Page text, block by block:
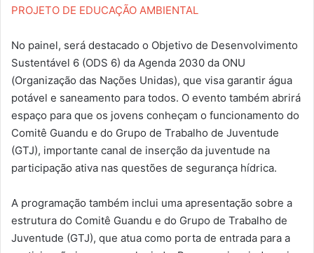
PROJETO DE EDUCAÇÃO AMBIENTAL
No painel, será destacado o Objetivo de Desenvolvimento
Sustentável 6 (ODS 6) da Agenda 2030 da ONU
(Organização das Nações Unidas), que visa garantir água
potável e saneamento para todos. O evento também abrirá
espaço para que os jovens conheçam o funcionamento do
Comitê Guandu e do Grupo de Trabalho de Juventude
(GTJ), importante canal de inserção da juventude na
participação ativa nas questões de segurança hídrica.
A programação também inclui uma apresentação sobre a
estrutura do Comitê Guandu e do Grupo de Trabalho de
Juventude (GTJ), que atua como porta de entrada para a